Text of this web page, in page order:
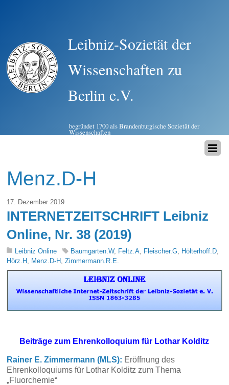
Leibniz-Sozietät der
Wissenschaften zu
Berlin e.V.
begründet 1700 als Brandenburgische Sozietät der
Wissenschaften
Menz.D-H
17. Dezember 2019
INTERNETZEITSCHRIFT Leibniz
Online, Nr. 38 (2019)
Leibniz Online Baumgarten.W, Feltz.A, Fleischer.G, Hölterhoff.D,
Hörz.H , Menz.D-H ,Zimmermann.R.E.
Beiträge zum Ehrenkolloquium für Lothar Kolditz
Rainer E. Zimmermann (MLS): Eröffnung des
Ehrenkolloquiums für Lothar Kolditz zum Thema
„Fluorchemie“